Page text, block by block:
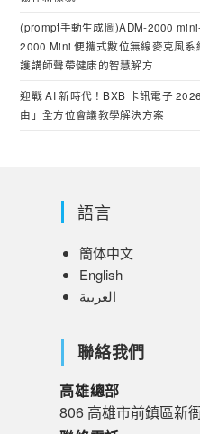
(prompt手動生成圖)ADM-2000
2000 Mini 便攜式數位無線麥克風
護講師聲帶健康的智慧解方
迎戰 AI 新時代！BXB 卡訊電子
由」全方位會議教學解決方案
語言
簡体中文
English
العربية
聯絡我們
高雄總部
806 高雄市前鎮區新